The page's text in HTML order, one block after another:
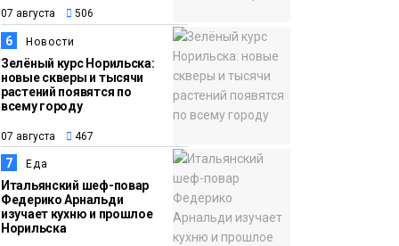
07 августа 506
6 Новости
Зелёный курс Норильска:
новые скверы и тысячи
растений появятся по
всему городу
07 августа 467
7 Еда
Итальянский шеф-повар
Федерико Арнальди
изучает кухню и прошлое
Норильска